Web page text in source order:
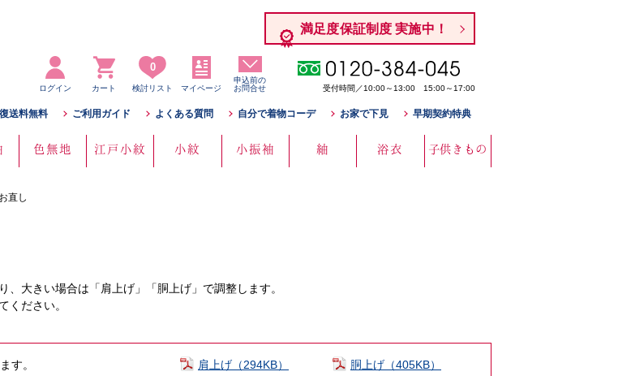
満足度保証制度 実施中！
ログイン カート
0
検討リスト マイページ
申込前の
お問合せ
受付時間／10:00～13:00 15:00～17:00
送料無料 ご利用ガイド よくある質問 自分で着物コーデ お家で下見 早期契約特典
色無地 江戸小紋 小紋 小振袖 紬 浴衣 子供きもの
直し
大きい場合は「肩上げ」「胴上げ」で調整します。
ください。
す。 肩上げ（294KB） 胴上げ（405KB）